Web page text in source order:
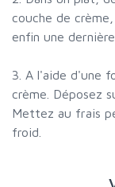
couche de
enfin une
3. A l'aide d'une
crème. Déposez
Mettez au frais
froid.